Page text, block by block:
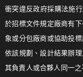
衝突違反政府採購法施
於招標文件規定廠商有
象或分包廠商或協助投
依該規劃、設計結果辦
其負責人或合夥人同一